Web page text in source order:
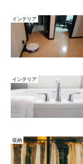
インテリア
インテリア
収納